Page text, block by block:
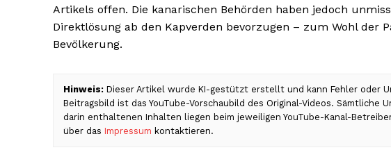
Artikels offen. Die kanarischen Behörden haben jedoch
Direktlösung ab den Kapverden bevorzugen – zum Wohl der
Bevölkerung.
Hinweis: Dieser Artikel wurde KI-gestützt erstellt und kann Fehler oder
Beitragsbild ist das YouTube-Vorschaubild des Original-Videos. Sämtliche
darin enthaltenen Inhalten liegen beim jeweiligen YouTube-Kanal-
über das Impressum kontaktieren.